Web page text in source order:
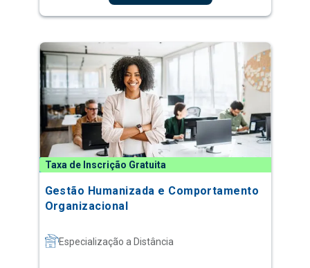
Taxa de Inscrição Gratuita
Gestão Humanizada e Comportamento
Organizacional
Especialização a Distância